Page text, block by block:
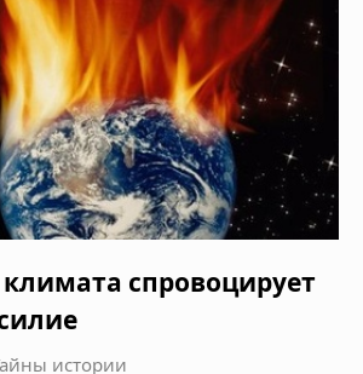
спровоцирует
истории